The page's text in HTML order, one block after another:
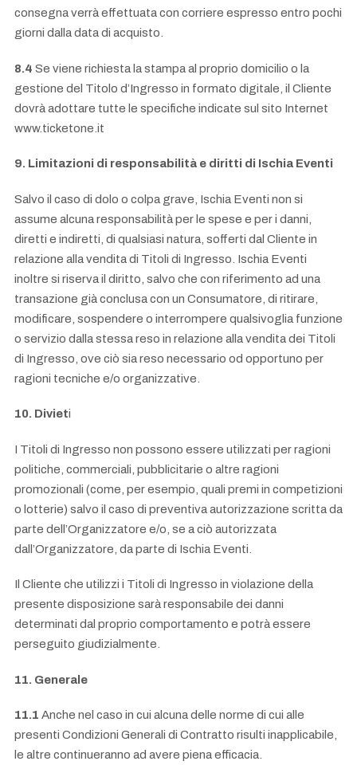
consegna verrà effettuata con corriere espresso entro pochi
giorni dalla data di acquisto.
8.4 Se viene richiesta la stampa al proprio domicilio o la
gestione del Titolo d’Ingresso in formato digitale, il Cliente
dovrà adottare tutte le specifiche indicate sul sito Internet
www.ticketone.it
9. Limitazioni di responsabilità e diritti di Ischia Eventi
Salvo il caso di dolo o colpa grave, Ischia Eventi non si
assume alcuna responsabilità per le spese e per i danni,
diretti e indiretti, di qualsiasi natura, sofferti dal Cliente in
relazione alla vendita di Titoli di Ingresso. Ischia Eventi
inoltre si riserva il diritto, salvo che con riferimento ad una
transazione già conclusa con un Consumatore, di ritirare,
modificare, sospendere o interrompere qualsivoglia funzione
o servizio dalla stessa reso in relazione alla vendita dei Titoli
di Ingresso, ove ciò sia reso necessario od opportuno per
ragioni tecniche e/o organizzative.
10. Divieti
I Titoli di Ingresso non possono essere utilizzati per ragioni
politiche, commerciali, pubblicitarie o altre ragioni
promozionali (come, per esempio, quali premi in competizioni
o lotterie) salvo il caso di preventiva autorizzazione scritta da
parte dell’Organizzatore e/o, se a ciò autorizzata
dall’Organizzatore, da parte di Ischia Eventi.
Il Cliente che utilizzi i Titoli di Ingresso in violazione della
presente disposizione sarà responsabile dei danni
determinati dal proprio comportamento e potrà essere
perseguito giudizialmente.
11. Generale
11.1 Anche nel caso in cui alcuna delle norme di cui alle
presenti Condizioni Generali di Contratto risulti inapplicabile,
le altre continueranno ad avere piena efficacia.